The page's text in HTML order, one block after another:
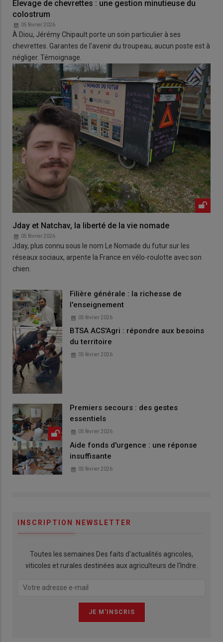
Élevage de chevrettes : une gestion minutieuse du
colostrum
05 février 2026
À Diou, Jérémy Chipault porte un soin particulier à ses
chevrettes. Garantes de l'avenir du troupeau, aucun poste est à
négliger. Témoignage.
Jday et Natchav, la liberté de la vie nomade
05 février 2026
Jday, plus connu sous le nom Le Nomade du futur sur les
réseaux sociaux, arpente la France en vélo-roulotte avec son
chien.
Filière générale : la richesse de
l'enseignement
05 février 2026
BTSA ACS'Agri : répondre aux besoins
du territoire
05 février 2026
Premiers secours : des gestes
essentiels
05 février 2026
Aide fonds d'urgence : une réponse
insuffisante
05 février 2026
INSCRIPTION NEWSLETTER
Toutes les semaines Des faits d'actualités agricoles,
viticoles et rurales destinées aux agriculteurs de l'Indre.